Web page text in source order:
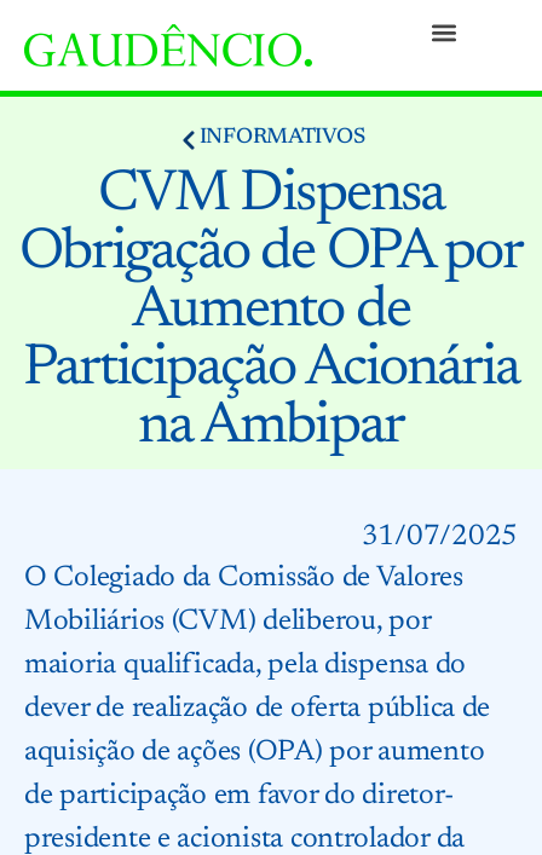
INFORMATIVOS
CVM Dispensa
Obrigação de OPA por
Aumento de
Participação Acionária
na Ambipar
31/07/2025
O Colegiado da Comissão de Valores
Mobiliários (CVM) deliberou, por
maioria qualificada, pela dispensa do
dever de realização de oferta pública de
aquisição de ações (OPA) por aumento
de participação em favor do diretor-
presidente e acionista controlador da